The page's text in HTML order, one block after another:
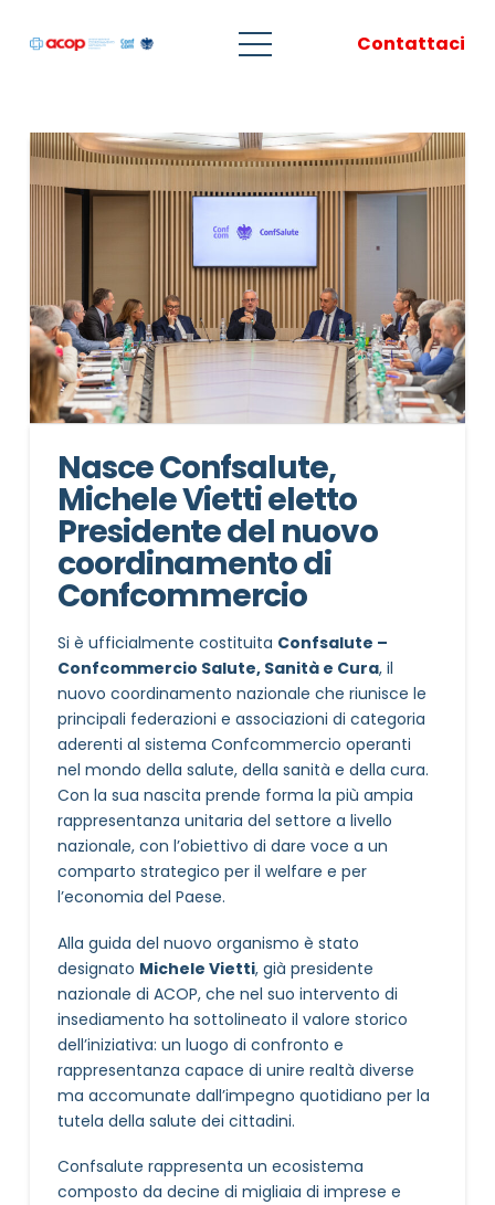
Contattaci
Nasce Confsalute,
Michele Vietti eletto
Presidente del nuovo
coordinamento di
Confcommercio
Si è ufficialmente costituita Confsalute –
Confcommercio Salute, Sanità e Cura, il
nuovo coordinamento nazionale che riunisce le
principali federazioni e associazioni di categoria
aderenti al sistema Confcommercio operanti
nel mondo della salute, della sanità e della cura.
Con la sua nascita prende forma la più ampia
rappresentanza unitaria del settore a livello
nazionale, con l’obiettivo di dare voce a un
comparto strategico per il welfare e per
l’economia del Paese.
Alla guida del nuovo organismo è stato
designato Michele Vietti, già presidente
nazionale di ACOP, che nel suo intervento di
insediamento ha sottolineato il valore storico
dell’iniziativa: un luogo di confronto e
rappresentanza capace di unire realtà diverse
ma accomunate dall’impegno quotidiano per la
tutela della salute dei cittadini.
Confsalute rappresenta un ecosistema
composto da decine di migliaia di imprese e